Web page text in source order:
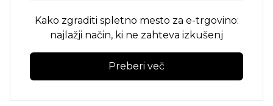
Kako zgraditi spletno mesto za e-trgovino:
najlažji način, ki ne zahteva izkušenj
Preberi več